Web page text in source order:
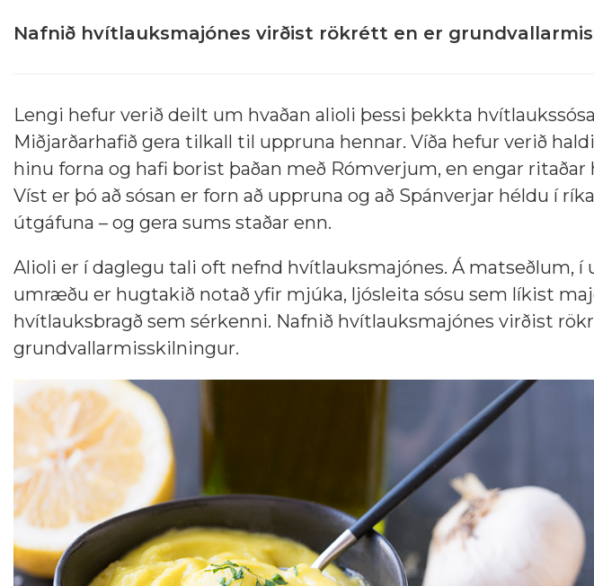
Nafnið hvítlauksmajónes virðist rökrétt en er
Lengi hefur verið deilt um hvaðan alioli þessi þekkta
Miðjarðarhafið gera tilkall til uppruna hennar. Víða hefur verið
hinu forna og hafi borist þaðan með Rómverjum, en engar
Víst er þó að sósan er forn að uppruna og að Spánverjar héldu í
útgáfuna – og gera sums staðar enn.
Alioli er í daglegu tali oft nefnd hvítlauksmajónes. Á matseðlum,
umræðu er hugtakið notað yfir mjúka, ljósleita sósu sem líkist
hvítlauksbragð sem sérkenni. Nafnið hvítlauksmajónes virðist
grundvallarmisskilningur.